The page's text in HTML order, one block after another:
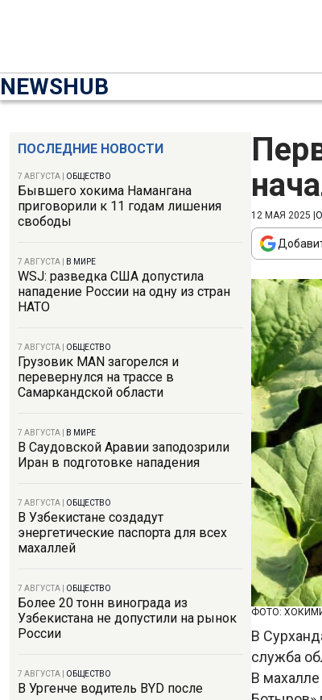
NEWSHUB
ПОСЛЕДНИЕ НОВОСТИ
7 АВГУСТА ОБЩЕСТВО
Бывшего хокима Намангана
приговорили к 11 годам лишения
свободы
7 АВГУСТА В МИРЕ
WSJ: разведка США допустила
нападение России на одну из стран
НАТО
7 АВГУСТА ОБЩЕСТВО
Грузовик MAN загорелся и
перевернулся на трассе в
Самаркандской области
7 АВГУСТА В МИРЕ
В Саудовской Аравии заподозрили
Иран в подготовке нападения
7 АВГУСТА ОБЩЕСТВО
В Узбекистане создадут
энергетические паспорта для всех
махаллей
7 АВГУСТА ОБЩЕСТВО
Более 20 тонн винограда из
Узбекистана не допустили на рынок
России
7 АВГУСТА ОБЩЕСТВО
В Ургенче водитель BYD после
12 МАЯ 2025
ФОТО:
В
служба
В